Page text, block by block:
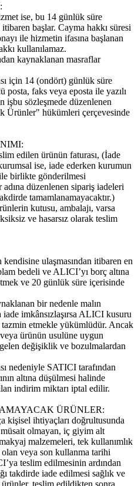
ise, bu 14 günlük süre
başlar. Cayma hakkı süresi
ile hizmetin ifasına başlanan
kullanılamaz.
kaynaklanan masraflar
için 14 (ondört) günlük süre
faks veya eposta ile yazılı
işbu sözleşmede düzenlenen
Ürünler" hükümleri çerçevesinde
edilen ürünün faturası, (İade
ise, iade ederken kurumun
birlikte gönderilmesi
düzenlenen sipariş iadeleri
tamamlanamayacaktır.)
kutusu, ambalajı, varsa
ve hasarsız olarak teslim
ulaşmasından itibaren en
bedeli ve ALICI’yı borç altına
ve 20 günlük süre içerisinde
bir nedenle malın
imkânsızlaşırsa ALICI kusuru
tazmin etmekle yükümlüdür. Ancak
ürünün usulüne uygun
değişiklik ve bozulmalardan
nedeniyle SATICI tarafından
altına düşülmesi halinde
indirim miktarı iptal edilir.
ÜRÜNLER:
kişisel ihtiyaçları doğrultusunda
olmayan, iç giyim alt
malzemeleri, tek kullanımlık
veya son kullanma tarihi
teslim edilmesinin ardından
takdirde iade edilmesi sağlık ve
teslim edildikten sonra